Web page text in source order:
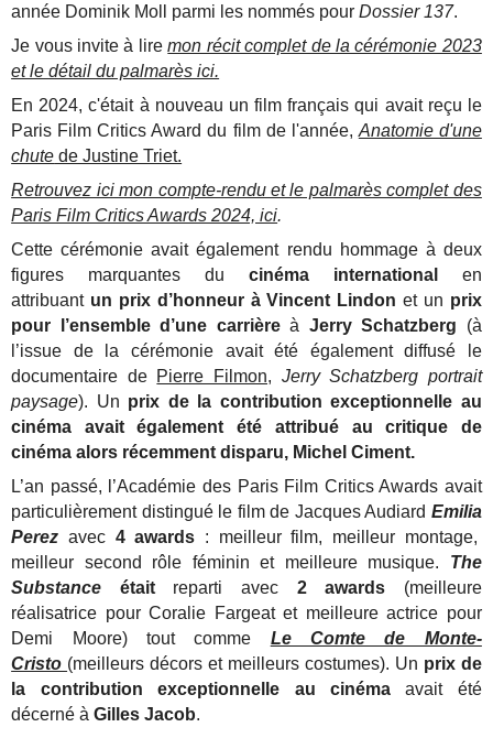
année Dominik Moll parmi les nommés pourDossier 137.
Je vous invite à liremon récit complet de la cérémonie 2023
et le détail du palmarès ici.
En 2024, c'était à nouveau un film français qui avait reçu le
Paris Film Critics Award du film de l'année, Anatomie d'une
chute de Justine Triet.
Retrouvez ici mon compte-rendu et le palmarès complet des
Paris Film Critics Awards 2024, ici.
Cette cérémonie avait également rendu hommage à deux
figures marquantes du cinéma international en
attribuant un prix d’honneur à Vincent Lindon et un prix
pour l’ensemble d’une carrièreà Jerry Schatzberg (à
l’issue de la cérémonie avait été également diffusé le
documentaire de Pierre Filmon, Jerry Schatzberg portrait
paysage). Un prix de la contribution exceptionnelle au
cinéma avait également été attribué au critique de
cinéma alors récemment disparu, Michel Ciment.
L’an passé, l’Académie des Paris Film Critics Awards avait
particulièrement distingué le film de Jacques Audiard Emilia
Perez avec 4 awards : meilleur film, meilleur montage,
meilleur second rôle féminin et meilleure musique. The
Substance étaitreparti avec 2 awards (meilleure
réalisatrice pour Coralie Fargeat et meilleure actrice pour
Demi Moore) tout comme Le Comte de Monte-
Cristo (meilleurs décors et meilleurs costumes). Un prix de
la contribution exceptionnelle au cinémaavait été
décerné àGilles Jacob.